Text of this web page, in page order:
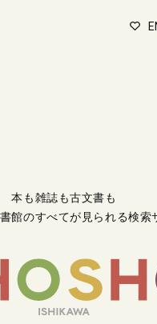
本も雑誌も古文書も
館のすべてが見られる検索